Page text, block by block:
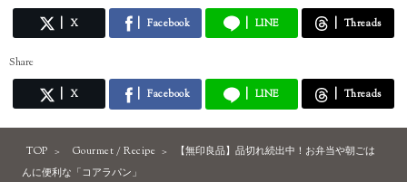
X Facebook LINE Threads
Share
X Facebook LINE Threads
TOP Gourmet / Recipe
【無印良品】品切れ続出中！お弁当や朝ごは
んに便利な「コアラパン」